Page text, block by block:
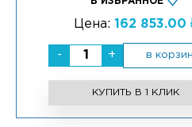
Цена: 162 853.00
- + в
КУПИТЬ В 1 КЛИК